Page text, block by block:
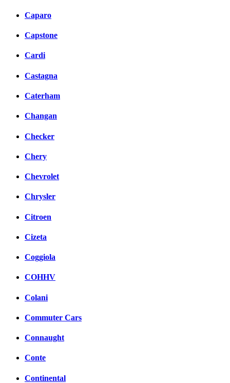
Caparo
Capstone
Cardi
Castagna
Caterham
Changan
Checker
Chery
Chevrolet
Chrysler
Citroen
Cizeta
Coggiola
COHHV
Colani
Commuter Cars
Connaught
Conte
Continental